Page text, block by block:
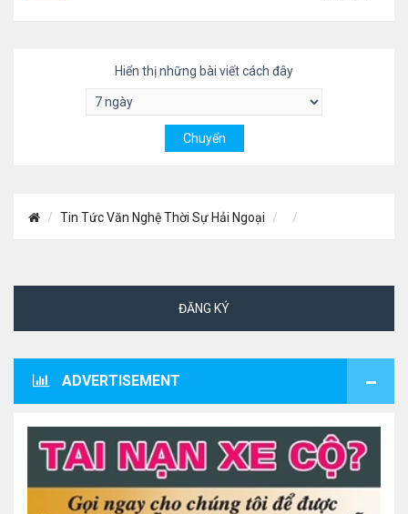
Hiển thị những bài viết cách đây
Tin Tức Văn Nghệ Thời Sự Hải Ngoại
ĐĂNG KÝ
ADVERTISEMENT